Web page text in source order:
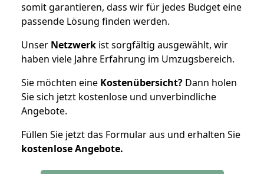
somit garantieren, dass wir für jedes Budget eine
passende Lösung finden werden.
Unser Netzwerk ist sorgfältig ausgewählt, wir
haben viele Jahre Erfahrung im Umzugsbereich.
Sie möchten eine Kostenübersicht? Dann holen
Sie sich jetzt kostenlose und unverbindliche
Angebote.
Füllen Sie jetzt das Formular aus und erhalten Sie
kostenloseAngebote.